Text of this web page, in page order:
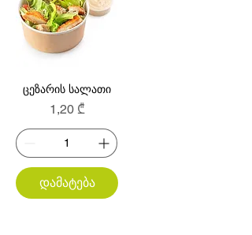
ცეზარის სალათი
Price
1,20 ₾
დამატება